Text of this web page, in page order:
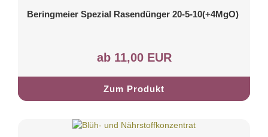
Beringmeier Spezial Rasendünger 20-5-10(+4MgO)
ab 11,00 EUR
Zum Produkt